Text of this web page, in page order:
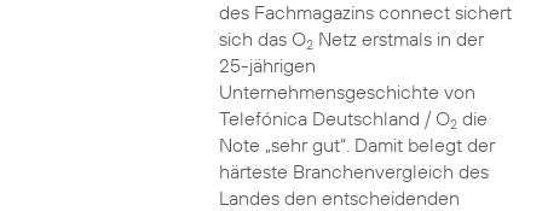
des Fachmagazins connect sichert
sich das O2Netz erstmals in der
25-jährigen
Unternehmensgeschichte von
Telefónica Deutschland / O2die
Note „sehr gut“. Damit belegt der
härteste Branchenvergleich des
Landes den entscheidenden